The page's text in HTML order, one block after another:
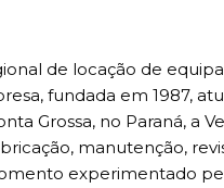
de locação de
fundada em 1987,
Grossa, no Paraná, a
manutenção,
experimentado